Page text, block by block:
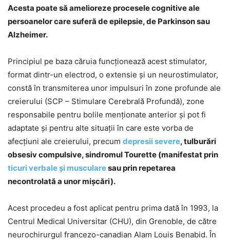
Acesta poate să amelioreze procesele cognitive ale
persoanelor care suferă de epilepsie, de Parkinson sau
Alzheimer.
Principiul pe baza căruia funcţionează acest stimulator,
format dintr-un electrod, o extensie şi un neurostimulator,
constă în transmiterea unor impulsuri în zone profunde ale
creierului (SCP – Stimulare Cerebrală Profundă), zone
responsabile pentru bolile menţionate anterior şi pot fi
adaptate şi pentru alte situaţii în care este vorba de
afecţiuni ale creierului, precum depresii severe, tulburări
obsesiv compulsive, sindromul Tourette (manifestat prin
ticuri verbale şi muscularesau prin repetarea
necontrolată a unor mişcări).
Acest procedeu a fost aplicat pentru prima dată în 1993, la
Centrul Medical Universitar (CHU), din Grenoble, de către
neurochirurgul francezo-canadian Alam Louis Benabid. În